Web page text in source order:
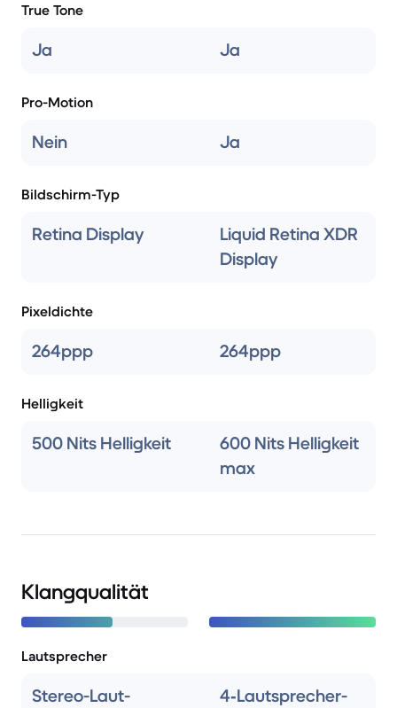
True Tone
Ja Ja
Pro-Motion
Nein Ja
Bildschirm-Typ
Retina Display
Liquid Retina XDR
Display
Pixeldichte
264ppp 264ppp
Helligkeit
500 Nits Helligkeit
600 Nits Helligkeit
max
Klangqualität
Lautsprecher
Stereo-Laut­
4‑Lautsprecher-